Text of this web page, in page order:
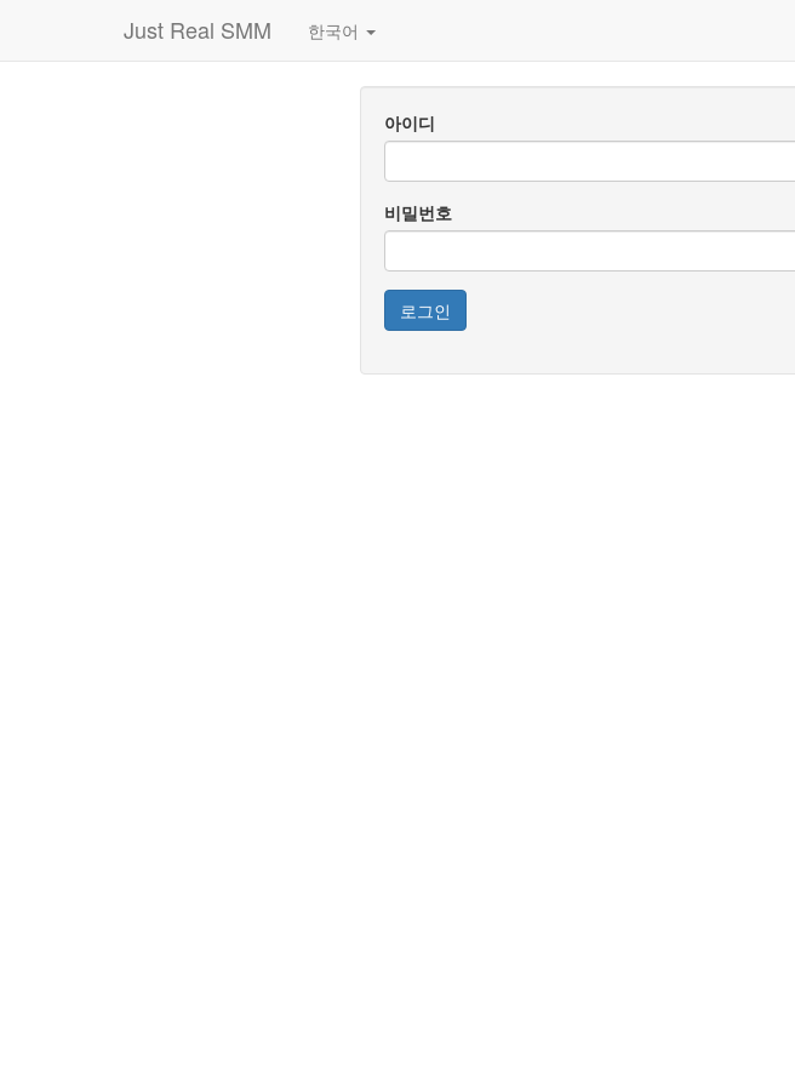
Just Real SMM 한국어
아이디
비밀번호
로그인